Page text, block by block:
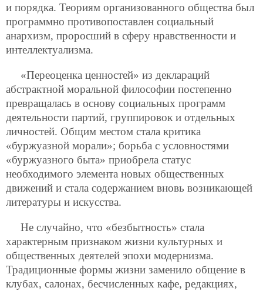
и порядка. Теориям организованного общества был
программно противопоставлен социальный
анархизм, проросший в сферу нравственности и
интеллектуализма.
«Переоценка ценностей» из деклараций
абстрактной моральной философии постепенно
превращалась в основу социальных программ
деятельности партий, группировок и отдельных
личностей. Общим местом стала критика
«буржуазной морали»; борьба с условностями
«буржуазного быта» приобрела статус
необходимого элемента новых общественных
движений и стала содержанием вновь возникающей
литературы и искусства.
Не случайно, что «безбытность» стала
характерным признаком жизни культурных и
общественных деятелей эпохи модернизма.
Традиционные формы жизни заменило общение в
клубах, салонах, бесчисленных кафе, редакциях,